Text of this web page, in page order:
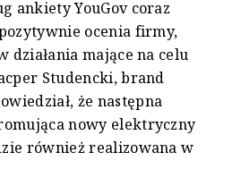
ankiety YouGov coraz
ocenia firmy,
działania mające na celu
Studencki, brand
że następna
nowy elektryczny
również realizowana w